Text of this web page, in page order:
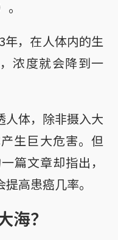
年，在人体内的生
浓度就会降到一
人体，除非摄入大
生巨大危害。但
篇文章却指出，
高患癌几率。
海？